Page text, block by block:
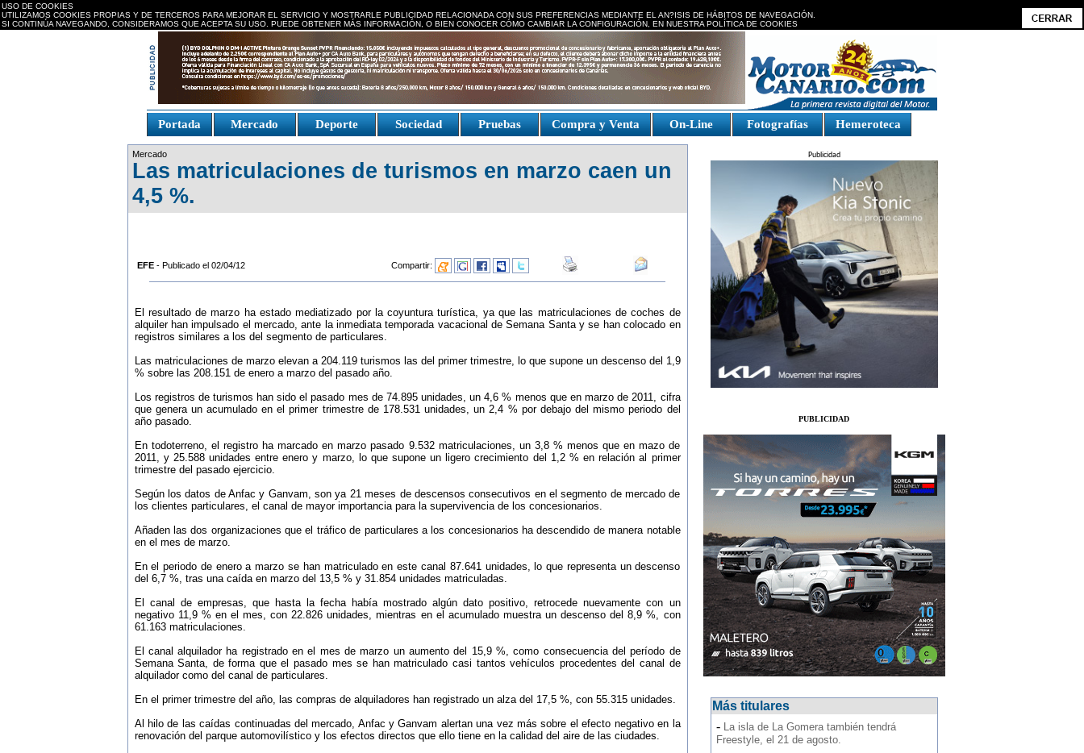
USO DE COOKIES
UTILIZAMOS COOKIES PROPIAS Y DE TERCEROS PARA MEJORAR EL SERVICIO Y MOSTRARLE PUBLICIDAD RELACIONADA CON SUS PREFERENCIAS MEDIANTE EL AN?ISIS DE HÁBITOS DE NAVEGACIÓN.
SI CONTINÚA NAVEGANDO, CONSIDERAMOS QUE ACEPTA SU USO. PUEDE OBTENER MÁS INFORMACIÓN, O BIEN CONOCER CÓMO CAMBIAR LA CONFIGURACIÓN, EN NUESTRA POLÍTICA DE COOKIES
Portada Mercado Deporte Sociedad Pruebas Compra y Venta On-Line Fotografías Hemeroteca
Fake Watches
Mercado
Las matriculaciones de turismos en marzo caen un
4,5 %.
EFE- Publicado el 02/04/12 Compartir:
El resultado de marzo ha estado mediatizado por la coyuntura turística, ya que las matriculaciones de coches de
alquiler han impulsado el mercado, ante la inmediata temporada vacacional de Semana Santa y se han colocado en
registros similares a los del segmento de particulares.
Las matriculaciones de marzo elevan a 204.119 turismos las del primer trimestre, lo que supone un descenso del 1,9
% sobre las 208.151 de enero a marzo del pasado año.
Los registros de turismos han sido el pasado mes de 74.895 unidades, un 4,6 % menos que en marzo de 2011, cifra
que genera un acumulado en el primer trimestre de 178.531 unidades, un 2,4 % por debajo del mismo periodo del
año pasado.
En todoterreno, el registro ha marcado en marzo pasado 9.532 matriculaciones, un 3,8 % menos que en mazo de
2011, y 25.588 unidades entre enero y marzo, lo que supone un ligero crecimiento del 1,2 % en relación al primer
trimestre del pasado ejercicio.
Según los datos de Anfac y Ganvam, son ya 21 meses de descensos consecutivos en el segmento de mercado de
los clientes particulares, el canal de mayor importancia para la supervivencia de los concesionarios.
Añaden las dos organizaciones que el tráfico de particulares a los concesionarios ha descendido de manera notable
en el mes de marzo.
En el periodo de enero a marzo se han matriculado en este canal 87.641 unidades, lo que representa un descenso
del 6,7 %, tras una caída en marzo del 13,5 % y 31.854 unidades matriculadas.
El canal de empresas, que hasta la fecha había mostrado algún dato positivo, retrocede nuevamente con un
negativo 11,9 % en el mes, con 22.826 unidades, mientras en el acumulado muestra un descenso del 8,9 %, con
61.163 matriculaciones.
El canal alquilador ha registrado en el mes de marzo un aumento del 15,9 %, como consecuencia del período de
Semana Santa, de forma que el pasado mes se han matriculado casi tantos vehículos procedentes del canal de
alquilador como del canal de particulares.
En el primer trimestre del año, las compras de alquiladores han registrado un alza del 17,5 %, con 55.315 unidades.
Al hilo de las caídas continuadas del mercado, Anfac y Ganvam alertan una vez más sobre el efecto negativo en la
renovación del parque automovilístico y los efectos directos que ello tiene en la calidad del aire de las ciudades.
Publicidad
PUBLICIDAD
Más titulares
- La isla de La Gomera también tendrá
Freestyle, el 21 de agosto.